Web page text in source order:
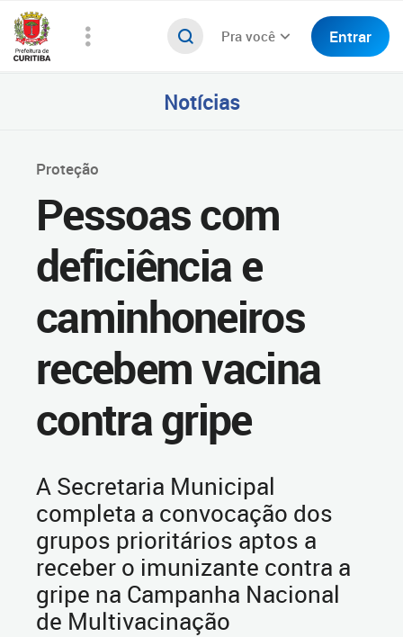
Pra você Entrar
Notícias
Proteção
Pessoas com
deficiência e
caminhoneiros
recebem vacina
contra gripe
A Secretaria Municipal
completa a convocação dos
grupos prioritários aptos a
receber o imunizante contra a
gripe na Campanha Nacional
de Multivacinação